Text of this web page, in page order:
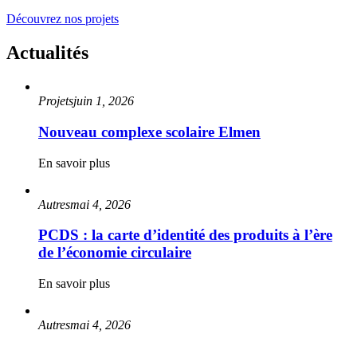
Découvrez nos projets
Actualités
Projetsjuin 1, 2026
Nouveau complexe scolaire Elmen
En savoir plus
Autresmai 4, 2026
PCDS : la carte d’identité des produits à l’ère
de l’économie circulaire
En savoir plus
Autresmai 4, 2026